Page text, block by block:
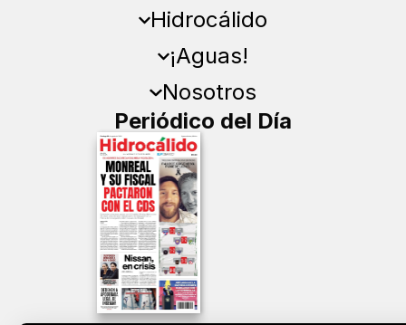
Hidrocálido
¡Aguas!
Nosotros
Periódico del Día